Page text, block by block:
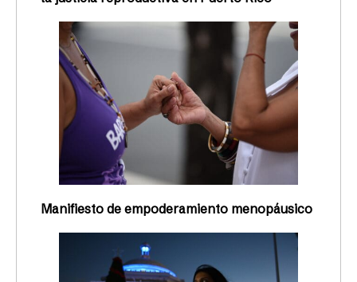
Manifiesto de empoderamiento menopáusico